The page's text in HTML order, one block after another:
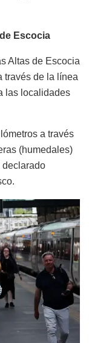
Escocia
Altas de Escocia
través de la línea
las localidades
a través
(humedales)
declarado